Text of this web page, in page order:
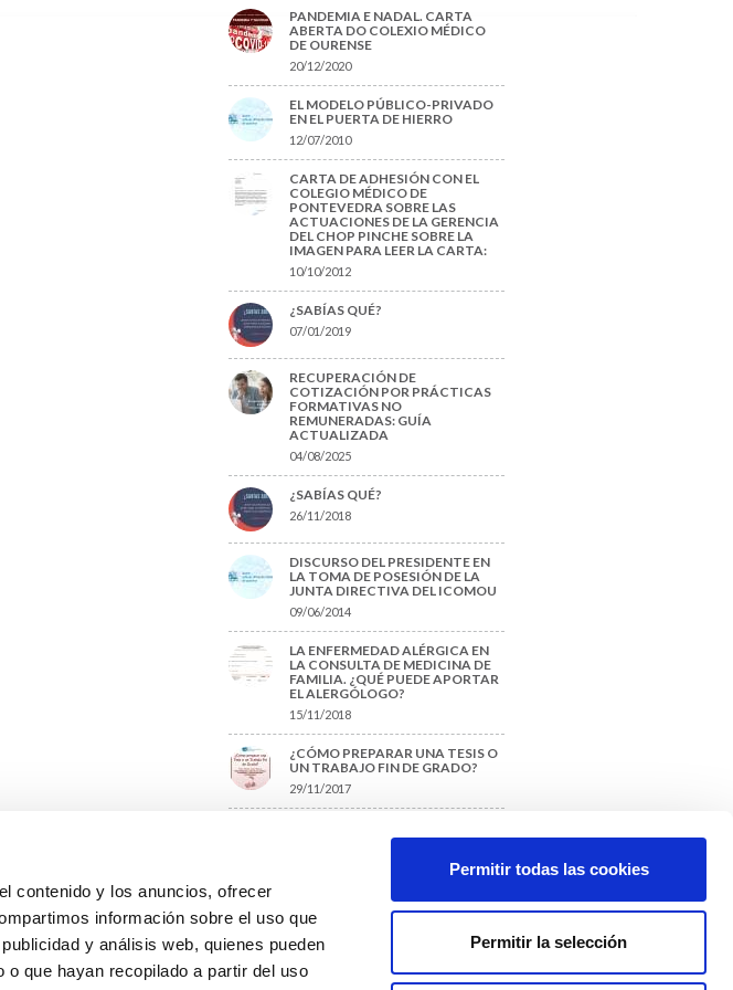
contenido y los anuncios, ofrecer
información sobre el uso que
y análisis web, quienes pueden
que hayan recopilado a partir del uso
Permitir todas las cookies
Permitir la selección
PANDEMIA E NADAL. CARTA
ABERTA DO COLEXIO MÉDICO
DE OURENSE
20/12/2020
EL MODELO PÚBLICO-PRIVADO
EN EL PUERTA DE HIERRO
12/07/2010
CARTA DE ADHESIÓN CON EL
COLEGIO MÉDICO DE
PONTEVEDRA SOBRE LAS
ACTUACIONES DE LA GERENCIA
DEL CHOP PINCHE SOBRE LA
IMAGEN PARA LEER LA CARTA:
10/10/2012
¿SABÍAS QUÉ?
07/01/2019
RECUPERACIÓN DE
COTIZACIÓN POR PRÁCTICAS
FORMATIVAS NO
REMUNERADAS: GUÍA
ACTUALIZADA
04/08/2025
¿SABÍAS QUÉ?
26/11/2018
DISCURSO DEL PRESIDENTE EN
LA TOMA DE POSESIÓN DE LA
JUNTA DIRECTIVA DEL ICOMOU
09/06/2014
LA ENFERMEDAD ALÉRGICA EN
LA CONSULTA DE MEDICINA DE
FAMILIA. ¿QUÉ PUEDE APORTAR
EL ALERGÓLOGO?
15/11/2018
¿CÓMO PREPARAR UNA TESIS O
UN TRABAJO FIN DE GRADO?
29/11/2017
protección de datos